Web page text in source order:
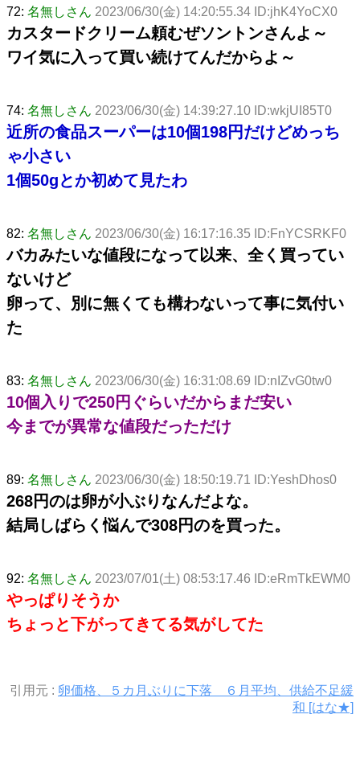
72: 名無しさん 2023/06/30(金) 14:20:55.34 ID:jhK4YoCX0
カスタードクリーム頼むぜソントンさんよ～
ワイ気に入って買い続けてんだからよ～
74: 名無しさん 2023/06/30(金) 14:39:27.10 ID:wkjUI85T0
近所の食品スーパーは10個198円だけどめっち
ゃ小さい
1個50gとか初めて見たわ
82: 名無しさん 2023/06/30(金) 16:17:16.35 ID:FnYCSRKF0
バカみたいな値段になって以来、全く買ってい
ないけど
卵って、別に無くても構わないって事に気付い
た
83: 名無しさん 2023/06/30(金) 16:31:08.69 ID:nIZvG0tw0
10個入りで250円ぐらいだからまだ安い
今までが異常な値段だっただけ
89: 名無しさん 2023/06/30(金) 18:50:19.71 ID:YeshDhos0
268円のは卵が小ぶりなんだよな。
結局しばらく悩んで308円のを買った。
92: 名無しさん 2023/07/01(土) 08:53:17.46 ID:eRmTkEWM0
やっぱりそうか
ちょっと下がってきてる気がしてた
引用元 : 卵価格、５カ月ぶりに下落 ６月平均、供給不足緩
和 [はな★]